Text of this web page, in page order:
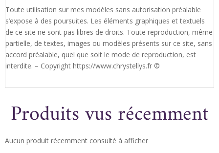
Toute utilisation sur mes modèles sans autorisation préalable
s’expose à des poursuites. Les éléments graphiques et textuels
de ce site ne sont pas libres de droits. Toute reproduction, même
partielle, de textes, images ou modèles présents sur ce site, sans
accord préalable, quel que soit le mode de reproduction, est
interdite. – Copyright https://www.chrystellys.fr ©
Produits vus récemment
Aucun produit récemment consulté à afficher